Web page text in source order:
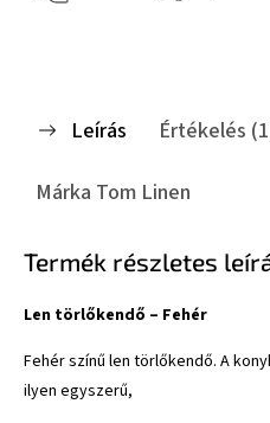
Leírás Értékelés
Márka Tom Linen
Termék részletes
Len törlőkendő – Fehér
Fehér színű len törlőkendő. A
ilyen egyszerű,